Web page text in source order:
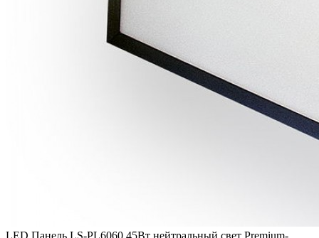
LED Панель LS-PL6060 45Вт нейтральный свет Premium-